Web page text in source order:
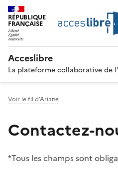
RÉPUBLIQUE
FRANÇAISE
Acceslibre
La plateforme collaborative de
Voir le fil d'Ariane
Contactez-
*Tous les champs sont